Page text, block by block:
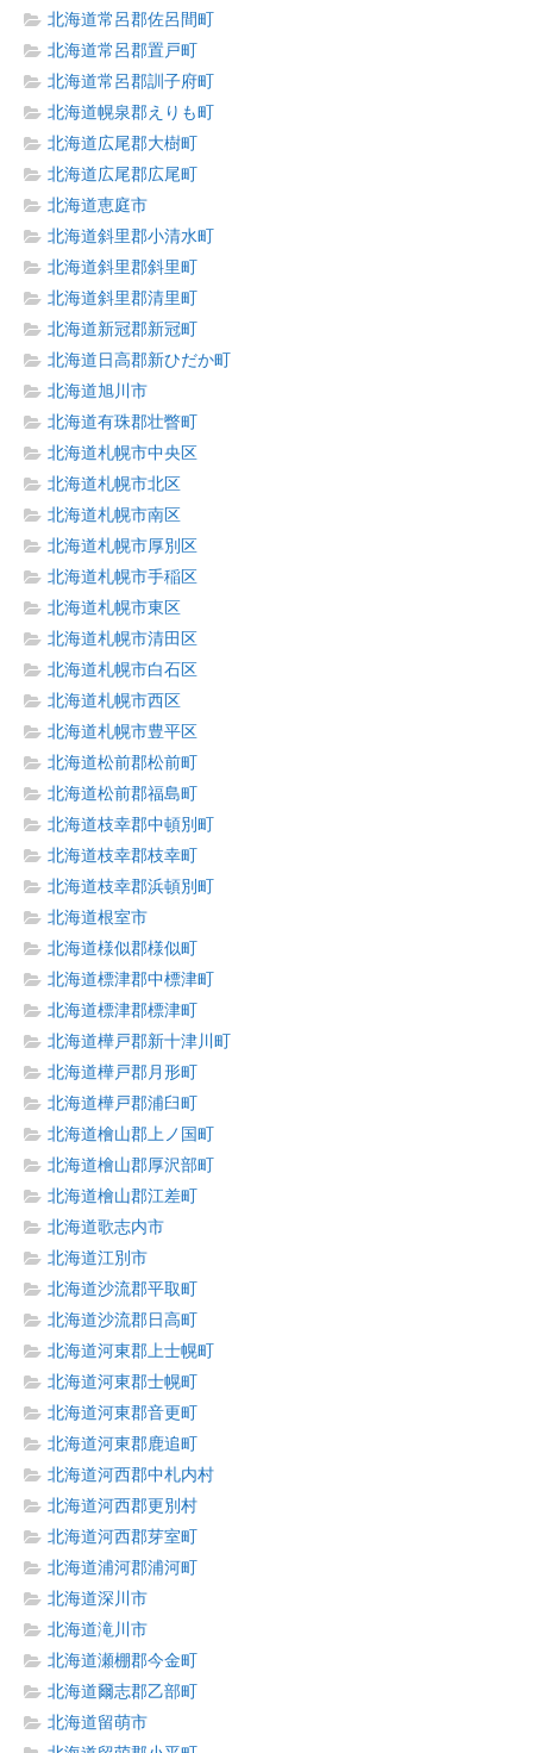
北海道常呂郡佐呂間町
北海道常呂郡置戸町
北海道常呂郡訓子府町
北海道幌泉郡えりも町
北海道広尾郡大樹町
北海道広尾郡広尾町
北海道恵庭市
北海道斜里郡小清水町
北海道斜里郡斜里町
北海道斜里郡清里町
北海道新冠郡新冠町
北海道日高郡新ひだか町
北海道旭川市
北海道有珠郡壮瞥町
北海道札幌市中央区
北海道札幌市北区
北海道札幌市南区
北海道札幌市厚別区
北海道札幌市手稲区
北海道札幌市東区
北海道札幌市清田区
北海道札幌市白石区
北海道札幌市西区
北海道札幌市豊平区
北海道松前郡松前町
北海道松前郡福島町
北海道枝幸郡中頓別町
北海道枝幸郡枝幸町
北海道枝幸郡浜頓別町
北海道根室市
北海道様似郡様似町
北海道標津郡中標津町
北海道標津郡標津町
北海道樺戸郡新十津川町
北海道樺戸郡月形町
北海道樺戸郡浦臼町
北海道檜山郡上ノ国町
北海道檜山郡厚沢部町
北海道檜山郡江差町
北海道歌志内市
北海道江別市
北海道沙流郡平取町
北海道沙流郡日高町
北海道河東郡上士幌町
北海道河東郡士幌町
北海道河東郡音更町
北海道河東郡鹿追町
北海道河西郡中札内村
北海道河西郡更別村
北海道河西郡芽室町
北海道浦河郡浦河町
北海道深川市
北海道滝川市
北海道瀬棚郡今金町
北海道爾志郡乙部町
北海道留萌市